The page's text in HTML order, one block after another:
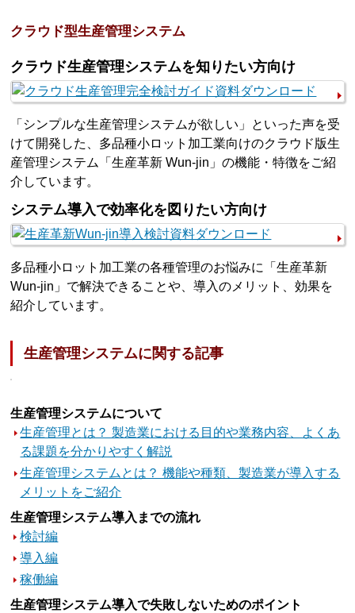
クラウド型生産管理システム
クラウド生産管理システムを知りたい方向け
「シンプルな生産管理システムが欲しい」といった声を受
けて開発した、多品種小ロット加工業向けのクラウド版生
産管理システム「生産革新 Wun-jin」の機能・特徴をご紹
介しています。
システム導入で効率化を図りたい方向け
多品種小ロット加工業の各種管理のお悩みに「生産革新
Wun-jin」で解決できることや、導入のメリット、効果を
紹介しています。
生産管理システムに関する記事
生産管理システムについて
生産管理とは？ 製造業における目的や業務内容、よくあ
る課題を分かりやすく解説
生産管理システムとは？ 機能や種類、製造業が導入する
メリットをご紹介
生産管理システム導入までの流れ
検討編
導入編
稼働編
生産管理システム導入で失敗しないためのポイント